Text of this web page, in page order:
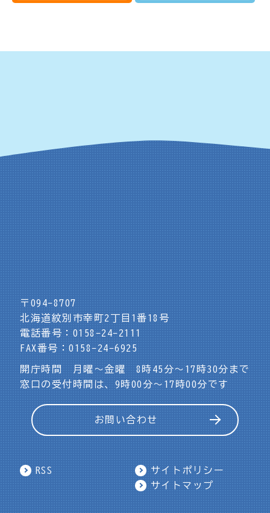
〒094-8707
北海道紋別市幸町2丁目1番18号
電話番号：0158-24-2111
FAX番号：0158-24-6925
開庁時間 月曜～金曜 8時45分～17時30分まで
窓口の受付時間は、9時00分～17時00分です
お問い合わせ
RSS
サイトポリシー
サイトマップ